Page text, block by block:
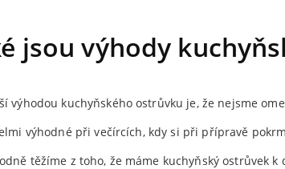
jsou výhody
výhodou kuchyňského ostrůvku je, že nejsme
výhodné při večírcích, kdy si při přípravě
těžíme z toho, že máme kuchyňský ostrůvek